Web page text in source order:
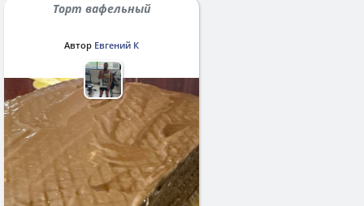
Торт вафельный
Автор Евгений К